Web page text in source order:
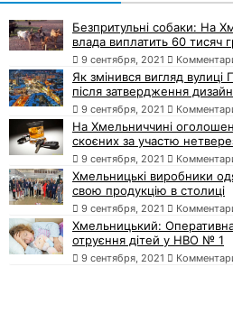
Безпритульні собаки: На
влада виплатить 60 тисяч
9 сентября, 2021
Як змінився вигляд вулиці
після затвердження
9 сентября, 2021
На Хмельниччині
скоєних за участю
9 сентября, 2021
Хмельницькі виробники
свою продукцію в столиці
9 сентября, 2021
Хмельницький:
отруєння дітей у НВО № 1
9 сентября, 2021